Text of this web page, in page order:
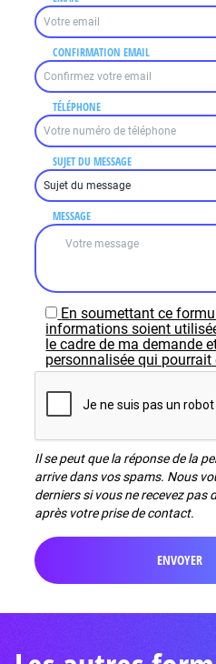
CONFIRMATION EMAIL
TÉLÉPHONE
SUJET DU MESSAGE
MESSAGE
En soumettant ce
informations soient
le cadre de ma demande
personnalisée qui pourrait
Il se peut que la réponse de la
arrive dans vos spams. Nous
derniers si vous ne recevez pas
après votre prise de contact.